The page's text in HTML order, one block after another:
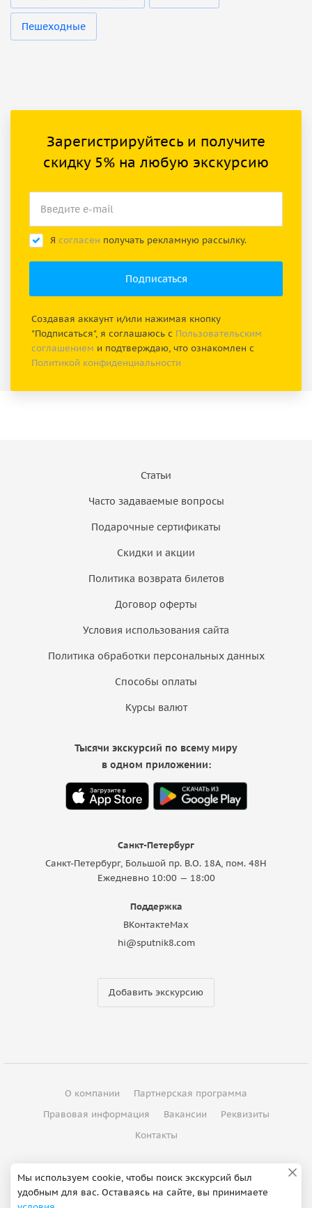
Пешеходные
Зарегистрируйтесь и получите
скидку 5% на любую экскурсию
Я согласен получать рекламную рассылку.
Создавая аккаунт и/или нажимая кнопку
"Подписаться", я соглашаюсь с Пользовательским
соглашением и подтверждаю, что ознакомлен с
Политикой конфиденциальности
Статьи
Часто задаваемые вопросы
Подарочные сертификаты
Скидки и акции
Политика возврата билетов
Договор оферты
Условия использования сайта
Политика обработки персональных данных
Способы оплаты
Курсы валют
Санкт-Петербург
Санкт-Петербург, Большой пр. В.О. 18A, пом. 48Н
Ежедневно 10:00 — 18:00
Поддержка
ВКонтактеMax
hi@sputnik8.com
Добавить экскурсию
Тысячи экскурсий по всему миру
в одном приложении:
О компании
Партнерская программа
Правовая информация
Вакансии
Реквизиты
Контакты
© 2012 - 2026 ООО "Спутник"
Сделано в Петербурге
Мы используем cookie, чтобы поиск экскурсий был
удобным для вас. Оставаясь на сайте, вы принимаете